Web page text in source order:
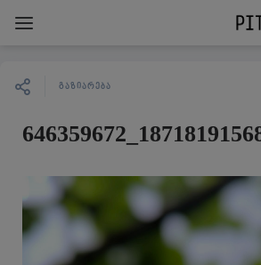
ᲒᲐᲖᲘᲐᲠᲔᲑᲐ